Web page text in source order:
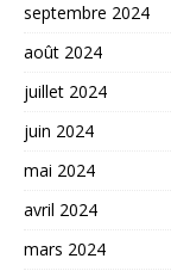
septembre 2024
août 2024
juillet 2024
juin 2024
mai 2024
avril 2024
mars 2024